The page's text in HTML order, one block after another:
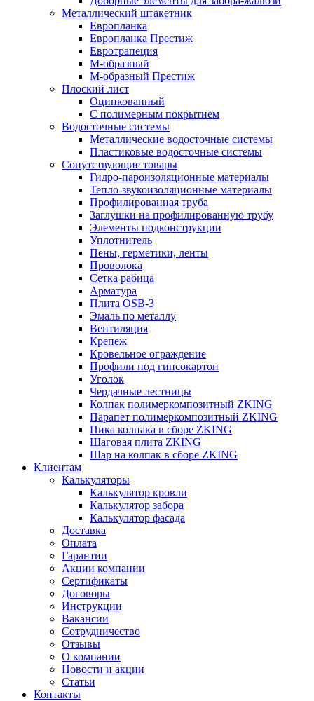
Металлический штакетник
Европланка
Европланка Престиж
Евротрапеция
М-образный
М-образный Престиж
Плоский лист
Оцинкованный
С полимерным покрытием
Водосточные системы
Металлические водосточные системы
Пластиковые водосточные системы
Сопутствующие товары
Гидро-пароизоляционные материалы
Тепло-звукоизоляционные материалы
Профилированная труба
Заглушки на профилированную трубу
Элементы подконструкции
Уплотнитель
Пены, герметики, ленты
Проволока
Сетка рабица
Арматура
Плита OSB-3
Эмаль по металлу
Вентиляция
Крепеж
Кровельное ограждение
Профили под гипсокартон
Уголок
Чердачные лестницы
Колпак полимеркомпозитный ZKING
Парапет полимеркомпозитный ZKING
Пика колпака в сборе ZKING
Шаговая плита ZKING
Шар на колпак в сборе ZKING
Клиентам
Калькуляторы
Калькулятор кровли
Калькулятор забора
Калькулятор фасада
Доставка
Оплата
Гарантии
Акции компании
Сертификаты
Договоры
Инструкции
Вакансии
Сотрудничество
Отзывы
О компании
Новости и акции
Статьи
Контакты